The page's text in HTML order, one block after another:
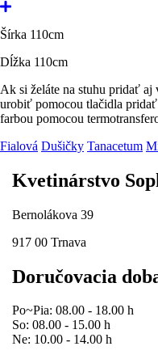
Šírka 110cm
Dĺžka 110cm
Ak si želáte na stuhu pridať aj
urobiť pomocou tlačidla
farbou pomocou
Fialová Dušičky Tanacetum
Kvetinárstvo
Bernolákova 39
917 00 Trnava
Doručovacia
Po~Pia: 08.00 - 18.00 h
So: 08.00 - 15.00 h
Ne: 10.00 - 14.00 h